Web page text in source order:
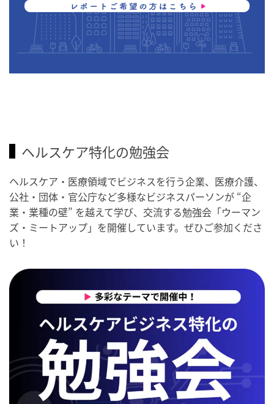
ヘルスケア特化の勉強会
ヘルスケア・医療領域でビジネスを行う企業、医療介護、
公社・団体・官公庁など多様なビジネスパーソンが “企
業・業種の壁” を越えて学び、交流する勉強会「ウーマン
ズ・ミートアップ」を開催しています。ぜひご参加くださ
い！